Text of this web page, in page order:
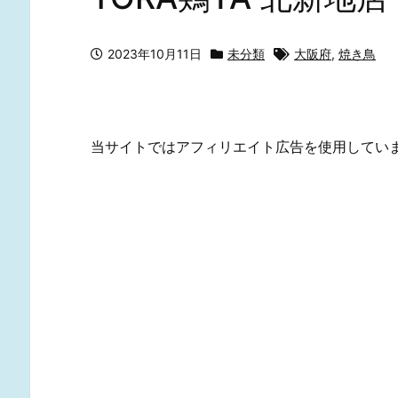
2023年10月11日 未分類 大阪府, 焼き鳥
当サイトではアフィリエイト広告を使用してい